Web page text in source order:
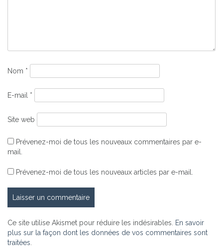
Nom *
E-mail *
Site web
Prévenez-moi de tous les nouveaux commentaires par e-
mail.
Prévenez-moi de tous les nouveaux articles par e-mail.
Ce site utilise Akismet pour réduire les indésirables. En savoir
plus sur la façon dont les données de vos commentaires sont
traitées